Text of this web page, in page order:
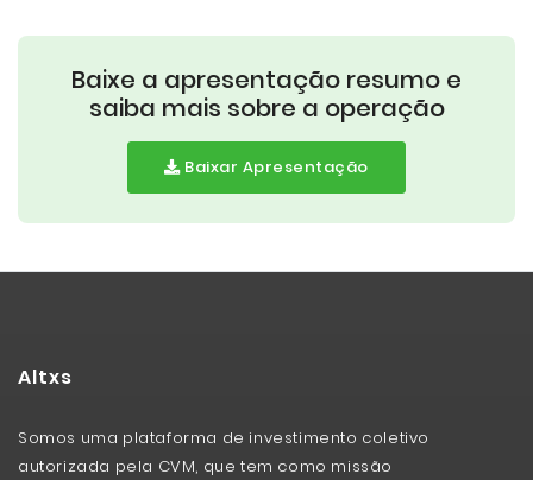
Baixe a apresentação resumo e
saiba mais sobre a operação
Baixar Apresentação
Altxs
Somos uma plataforma de investimento coletivo
autorizada pela CVM, que tem como missão